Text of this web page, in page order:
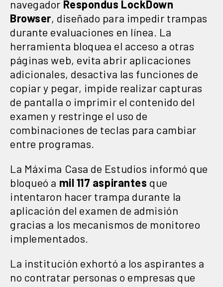
navegador Respondus LockDown
Browser, diseñado para impedir trampas
durante evaluaciones en línea. La
herramienta bloquea el acceso a otras
páginas web, evita abrir aplicaciones
adicionales, desactiva las funciones de
copiar y pegar, impide realizar capturas
de pantalla o imprimir el contenido del
examen y restringe el uso de
combinaciones de teclas para cambiar
entre programas.
La Máxima Casa de Estudios informó que
bloqueó a mil 117 aspirantes que
intentaron hacer trampa durante la
aplicación del examen de admisión
gracias a los mecanismos de monitoreo
implementados.
La institución exhortó a los aspirantes a
no contratar personas o empresas que